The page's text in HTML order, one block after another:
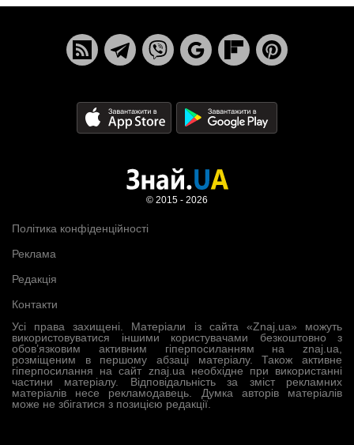
Усі права захищені. Матеріали із сайта «Znaj.ua» можуть
використовуватися іншими користувачами безкоштовно з
обов’язковим активним гіперпосиланням на znaj.ua,
розміщеним в першому абзаці матеріалу. Також активне
гіперпосилання на сайт znaj.ua необхідне при використанні
частини матеріалу. Відповідальність за зміст рекламних
матеріалів несе рекламодавець. Думка авторів матеріалів
може не збігатися з позицією редакції.
Політика конфіденційності
Реклама
Редакція
Контакти
© 2015 - 2026